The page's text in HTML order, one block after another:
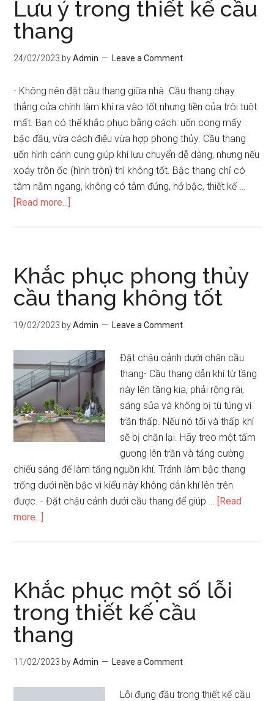
an
toàn
và
thẩm
Lưu ý trong thiết kế cầu
thang
24/02/2023 byAdmin Leave a Comment
- Không nên đặt cầu thang giữa nhà. Cầu thang chạy
thẳng cửa chính làm khí ra vào tốt nhưng tiền của trôi tuột
mất. Bạn có thể khắc phục bằng cách: uốn cong mấy
bậc đầu, vừa cách điệu vừa hợp phong thủy. Cầu thang
uốn hình cánh cung giúp khí lưu chuyển dễ dàng, nhưng nếu
xoáy trôn ốc (hình tròn) thì không tốt. Bậc thang chỉ có
tâm nằm ngang, không có tâm đứng, hở bậc, thiết kế …
[Read more...]
thiết
kế
cầu
Khắc phục phong thủy
cầu thang không tốt
19/02/2023 byAdmin Leave a Comment
Đặt chậu cảnh dưới chân cầu
thang- Cầu thang dẫn khí từ tầng
này lên tầng kia, phải rộng rãi,
sáng sủa và không bị tù túng vì
trần thấp. Nếu nó tối và thấp khí
sẽ bị chặn lại. Hãy treo một tấm
gương lên trần và tảng cường
chiếu sáng đế làm tăng nguồn khí. Tránh làm bậc thang
trống dưới nền bậc vì kiểu này không dẫn khí lên trên
được. - Đặt chậu cảnh dưới cầu thang để giúp … [Read
more...]
thủy
cầu
thang
không
tốt
Khắc phục một số lỗi
trong thiết kế cầu
thang
11/02/2023 byAdmin Leave a Comment
Lỗi đụng đầu trong thiết kế cầu